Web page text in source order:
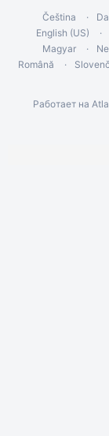
Čeština
English (US)
Magyar
Română
Работает на